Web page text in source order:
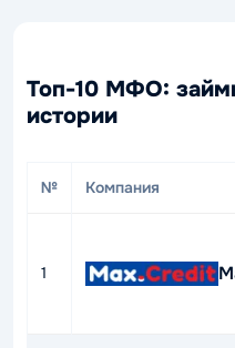
Топ-10 МФО:
истории
№ Компания
1